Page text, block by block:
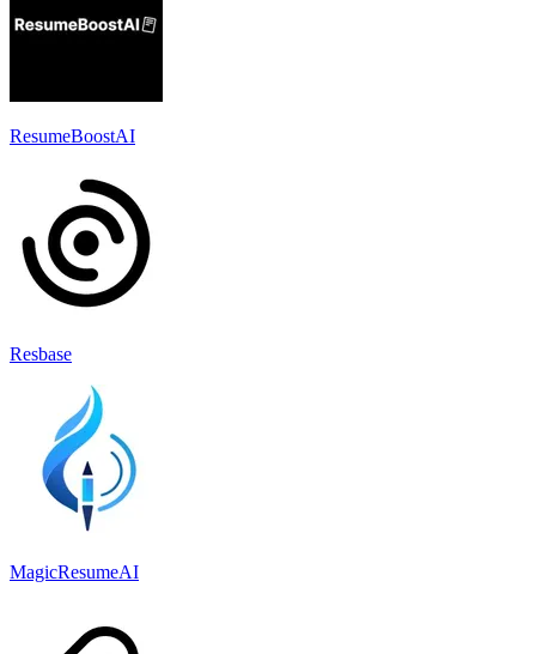
ResumeBoostAI
Resbase
MagicResumeAI